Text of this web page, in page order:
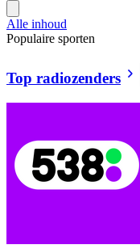
Alle inhoud
Populaire sporten
Top radiozenders